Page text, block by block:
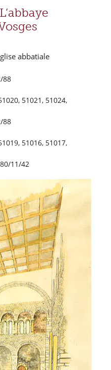
abbatiale
88
51021, 51024,
88
51016, 51017,
11/42